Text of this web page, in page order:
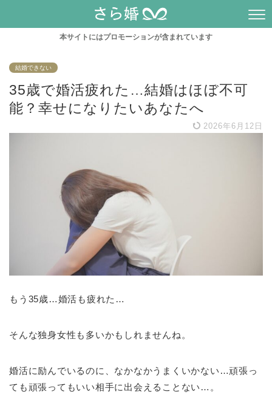
本サイトにはプロモーションが含まれています
結婚できない
35歳で婚活疲れた…結婚はほぼ不可
能？幸せになりたいあなたへ
2026年6月12日
もう35歳…婚活も疲れた…
そんな独身女性も多いかもしれませんね。
婚活に励んでいるのに、なかなかうまくいかない…頑張っ
ても頑張ってもいい相手に出会えることない…。